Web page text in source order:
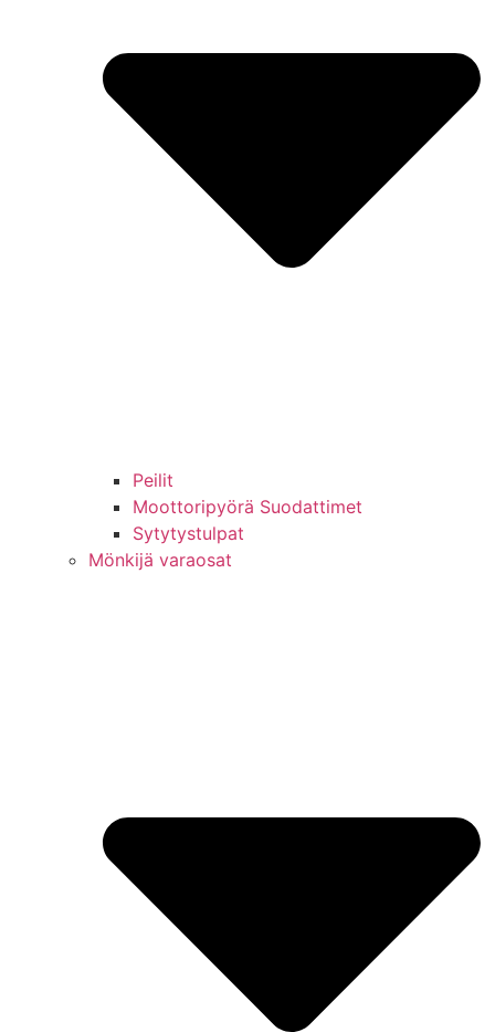
Peilit
Moottoripyörä Suodattimet
Sytytystulpat
Mönkijä varaosat